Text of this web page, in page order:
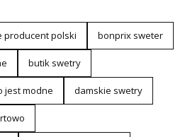
producent polski bonprix sweter
butik swetry
jest modne damskie swetry